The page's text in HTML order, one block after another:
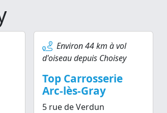
Environ 44 km à vol
d'oiseau depuis Choisey
Top Carrosserie
Arc-lès-Gray
5 rue de Verdun